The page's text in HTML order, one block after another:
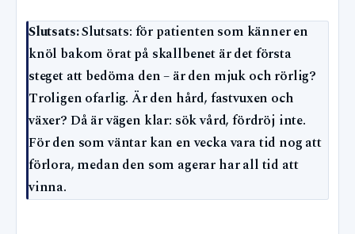
Slutsats:Slutsats: för patienten som känner en
knöl bakom örat på skallbenet är det första
steget att bedöma den – är den mjuk och rörlig?
Troligen ofarlig. Är den hård, fastvuxen och
växer? Då är vägen klar: sök vård, fördröj inte.
För den som väntar kan en vecka vara tid nog att
förlora, medan den som agerar har all tid att
vinna.